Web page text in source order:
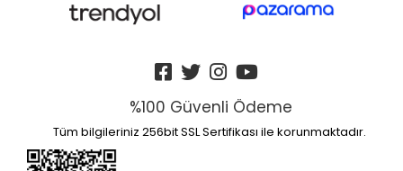
%100 Güvenli Ödeme
Tüm bilgileriniz 256bit SSL Sertifikası ile korunmaktadır.